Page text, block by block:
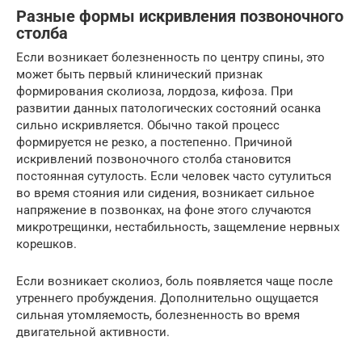
Разные формы искривления позвоночного
столба
Если возникает болезненность по центру спины, это
может быть первый клинический признак
формирования сколиоза, лордоза, кифоза. При
развитии данных патологических состояний осанка
сильно искривляется. Обычно такой процесс
формируется не резко, а постепенно. Причиной
искривлений позвоночного столба становится
постоянная сутулость. Если человек часто сутулиться
во время стояния или сидения, возникает сильное
напряжение в позвонках, на фоне этого случаются
микротрещинки, нестабильность, защемление нервных
корешков.
Если возникает сколиоз, боль появляется чаще после
утреннего пробуждения. Дополнительно ощущается
сильная утомляемость, болезненность во время
двигательной активности.